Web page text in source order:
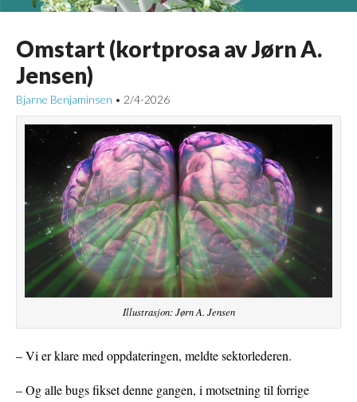
Omstart (kortprosa av Jørn A.
Jensen)
Bjarne Benjaminsen • 2/4-2026
Illustrasjon: Jørn A. Jensen
– Vi er klare med oppdateringen, meldte sektorlederen.
– Og alle bugs fikset denne gangen, i motsetning til forrige